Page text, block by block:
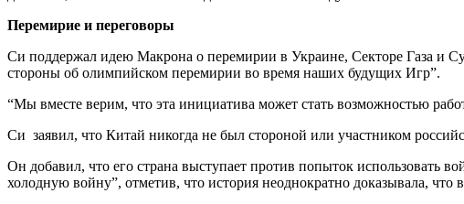
Перемирие и переговоры
Си поддержал идею Макрона о перемирии в Украине, Секторе Газа и
стороны об олимпийском перемирии во время наших будущих Игр”.
“Мы вместе верим, что эта инициатива может стать возможностью
Си заявил, что Китай никогда не был стороной или участником
Он добавил, что его страна выступает против попыток использовать
холодную войну”, отметив, что история неоднократно доказывала,